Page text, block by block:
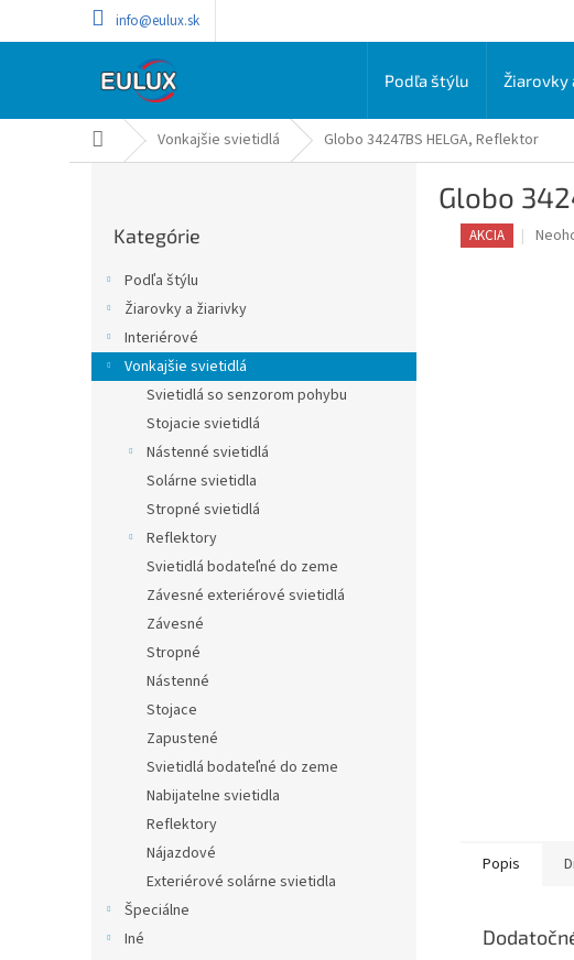
info@eulux.sk
Podľa štýlu Žiarovky
DomovVonkajšie svietidlá Globo 34247BS HELGA, Reflektor
kategórie
Kategórie
Podľa štýlu
Žiarovky a žiarivky
Interiérové
Vonkajšie svietidlá
Svietidlá so senzorom pohybu
Stojacie svietidlá
Nástenné svietidlá
Solárne svietidla
Stropné svietidlá
Reflektory
Svietidlá bodateľné do zeme
Závesné exteriérové svietidlá
Závesné
Stropné
Nástenné
Stojace
Zapustené
Svietidlá bodateľné do zeme
Nabijatelne svietidla
Reflektory
Nájazdové
Exteriérové solárne svietidla
Špeciálne
Iné
Globo
AKCIA
Popis